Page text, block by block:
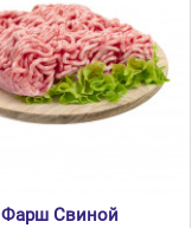
Фарш Свиной